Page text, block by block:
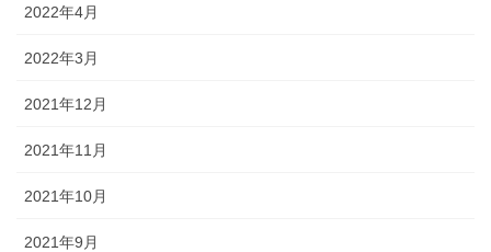
2022年4月
2022年3月
2021年12月
2021年11月
2021年10月
2021年9月